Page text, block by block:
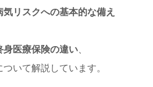
気リスクへの基本的な備え
身医療保険の違い
ついて解説しています。